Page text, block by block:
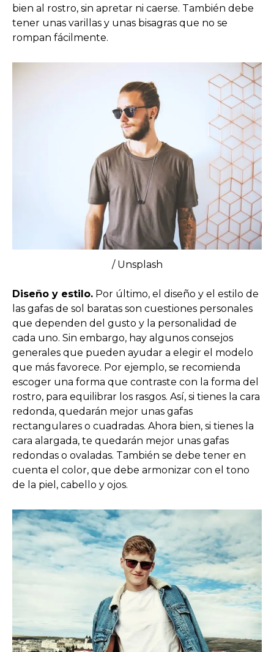
bien al rostro, sin apretar ni caerse. También debe
tener unas varillas y unas bisagras que no se
rompan fácilmente.
/ Unsplash
Diseño y estilo. Por último, el diseño y el estilo de
las gafas de sol baratas son cuestiones personales
que dependen del gusto y la personalidad de
cada uno. Sin embargo, hay algunos consejos
generales que pueden ayudar a elegir el modelo
que más favorece. Por ejemplo, se recomienda
escoger una forma que contraste con la forma del
rostro, para equilibrar los rasgos. Así, si tienes la cara
redonda, quedarán mejor unas gafas
rectangulares o cuadradas. Ahora bien, si tienes la
cara alargada, te quedarán mejor unas gafas
redondas o ovaladas. También se debe tener en
cuenta el color, que debe armonizar con el tono
de la piel, cabello y ojos.